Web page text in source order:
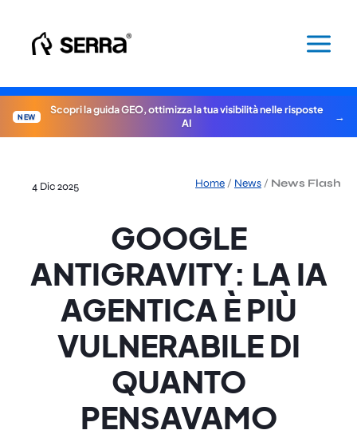
contenuto
NEW
Scopri la guida GEO, ottimizza la tua visibilità nelle risposte
AI
Home / News / News Flash
4 Dic 2025
GOOGLE
ANTIGRAVITY: LA IA
AGENTICA È PIÙ
VULNERABILE DI
QUANTO
PENSAVAMO